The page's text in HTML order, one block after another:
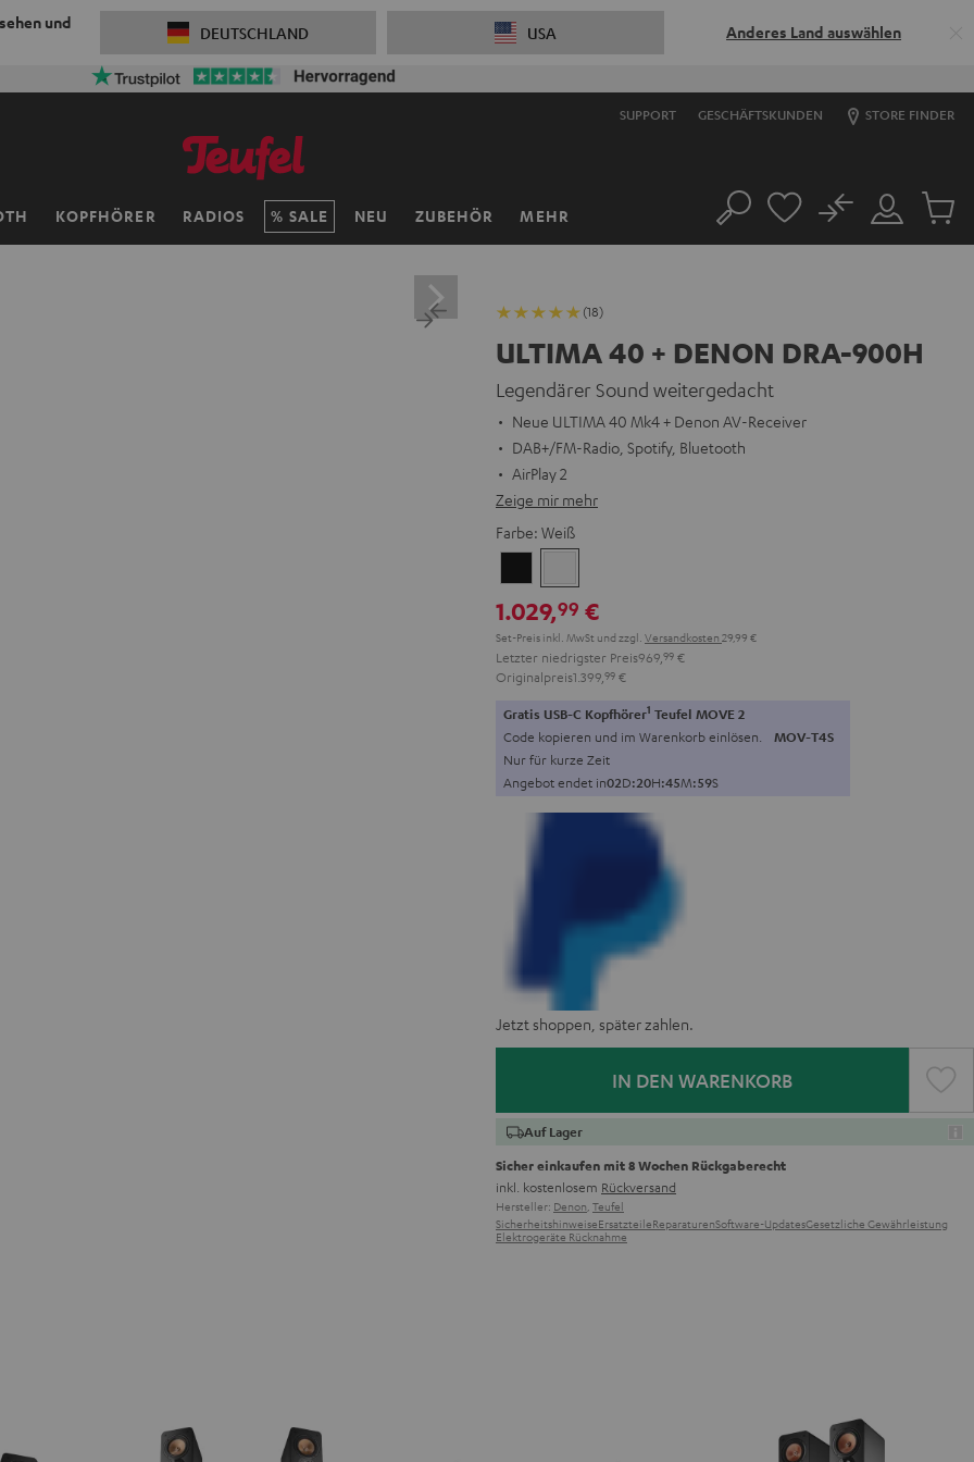
und DEUTSCHLAND USA Anderes Land auswählen
SUPPORT GESCHÄFTSKUNDEN STORE FINDER
KOPFHÖRER RADIOS SALE NEU ZUBEHÖR MEHR Suche
Mein
Konto
No
Artikel
(18)
ULTIMA 40 + DENON DRA-900H
Legendärer Sound weitergedacht
Neue ULTIMA 40 Mk4 + Denon AV-Receiver
DAB+/FM-Radio, Spotify, Bluetooth
AirPlay 2
Zeige mir mehr
Farbe: Weiß
1.029,99 €
Set-Preis inkl. MwSt und zzgl. Versandkosten 29,99 €
Letzter niedrigster Preis969, 99 €
Originalpreis1.399, 99 €
Gratis USB-C Kopfhörer1 Teufel MOVE 2
Code kopieren und im Warenkorb einlösen. MOV-T4S
Nur für kurze Zeit
Angebot endet in02D:20H:45M:58S
Jetzt shoppen, später zahlen.
IN DEN WARENKORB
Auf Lager
Sicher einkaufen mit 8 Wochen Rückgaberecht
inkl. kostenlosem Rückversand
Hersteller: Denon, Teufel
SicherheitshinweiseErsatzteileReparaturenSoftware-UpdatesGesetzliche Gewährleistung
Elektrogeräte Rücknahme